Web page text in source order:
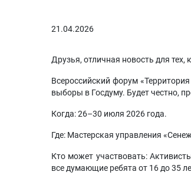
21.04.2026
Друзья, отличная новость для тех,
Всероссийский форум
выборы в Госдуму. Будет честно,
Когда: 26–30 июля 2026 года.
Где: Мастерская управления
Кто может участвовать:
все думающие ребята от 16 до 35